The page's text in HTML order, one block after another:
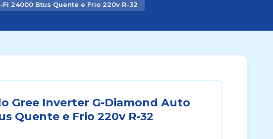
24000 Btus Quente e Frio 220v R-32
Gree Inverter G-Diamond Auto
Quente e Frio 220v R-32